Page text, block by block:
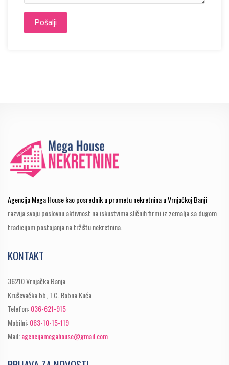
Agencija Mega House kao posrednik u prometu nekretnina u Vrnjačkoj Banji
razvija svoju poslovnu aktivnost na iskustvima sličnih firmi iz zemalja sa dugom
tradicijom postojanja na tržištu nekretnina.
KONTAKT
36210 Vrnjačka Banja
Kruševačka bb, T.C. Robna Kuća
Telefon:036-621-915
Mobilni:063-10-15-119
Mail:agencijamegahouse@gmail.com